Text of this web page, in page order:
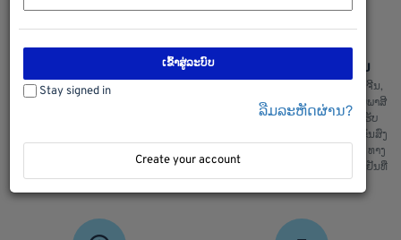
ພວກເຮົາມີລະບົບການຮັກສາຄວາມປອດ
ການຂົນສົ່ງ ຈີນ ລາວ ຈີນ
ບໍລິການຂົນສົ່ງ ຈີນ ລາວ ແລະ ລາວຈີນ,
ຂົນສົ່ງ ໄທ ລາວ ແລະ ລາວ ໄທ, ເຄັຍພາສີ
ແລ່ນຫນັງສື ຊິ້ບປີ້ງ ພ້ອມທັງມີລົດ ຮັບ
ເຄື່ອງຈາກຫນ້າໂຮງງານ ສະເພາະ ຂົນສົ່ງ
ທງຈີນ : ພວກເຮົາມີ ຂົນສົ່ງ ທາງລົດ, ທາງ
ເຮື່ອ, ທາງລົດໄຟ ແລະ ຂົນສົ່ງເຄື່ອງເຢັນທີ່
ສ່າງຄຸນມີ້ງ
ເຂົ້າສູ່ລະບົບ
Stay signed in
ລືມລະຫັດຜ່ານ?
Create your account